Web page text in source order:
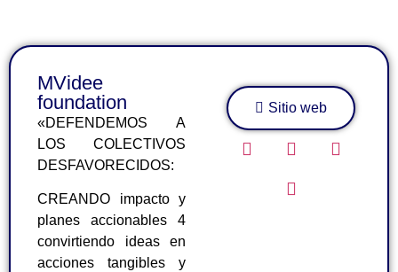
Sitio web
MVidee
foundation
«DEFENDEMOS A
LOS COLECTIVOS
DESFAVORECIDOS:
CREANDO impacto y
planes accionables 4
convirtiendo ideas en
acciones tangibles y